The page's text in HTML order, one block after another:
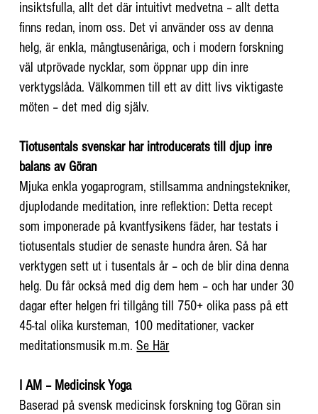
insiktsfulla, allt det där intuitivt medvetna – allt detta
finns redan, inom oss. Det vi använder oss av denna
helg, är enkla, mångtusenåriga, och i modern forskning
väl utprövade nycklar, som öppnar upp din inre
verktygslåda. Välkommen till ett av ditt livs viktigaste
möten – det med dig själv.
Tiotusentals svenskar har introducerats till djup inre
balans av Göran
Mjuka enkla yogaprogram, stillsamma andningstekniker,
djuplodande meditation, inre reflektion: Detta recept
som imponerade på kvantfysikens fäder, har testats i
tiotusentals studier de senaste hundra åren. Så har
verktygen sett ut i tusentals år – och de blir dina denna
helg. Du får också med dig dem hem – och har under 30
dagar efter helgen fri tillgång till 750+ olika pass på ett
45-tal olika kursteman, 100 meditationer, vacker
meditationsmusik m.m.Se Här
I AM – Medicinsk Yoga
Baserad på svensk medicinsk forskning tog Göran sin